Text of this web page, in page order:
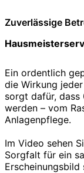
Zuverlässige
Ein ordentlich
die Wirkung
sorgt dafür, dass
werden – vom
Anlagenpflege.
Im Video sehen
Sorgfalt für ein
Erscheinungsbild